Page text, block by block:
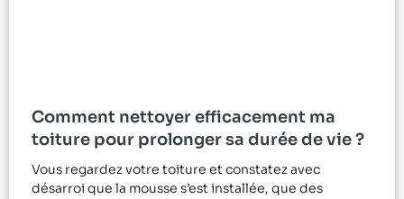
Comment nettoyer efficacement ma
toiture pour prolonger sa durée de vie ?
Vous regardez votre toiture et constatez avec
désarroi que la mousse s’est installée, que des